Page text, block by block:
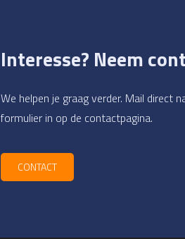
Interesse? Neem
We helpen je graag verder. Mail direct
formulier in op de contactpagina.
CONTACT